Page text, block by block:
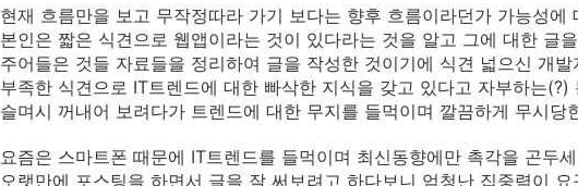
현재 흐름만을 보고 무작정따라 가기 보다는 향후 흐름이라던가 가능성에
본인은 짧은 식견으로 웹앱이라는 것이 있다라는 것을 알고 그에 대한 글
주어들은 것들 자료들을 정리하여 글을 작성한 것이기에 식견 넓으신 개
부족한 식견으로 IT트렌드에 대한 빠삭한 지식을 갖고 있다고 자부하는
슬며시 꺼내어 보려다가 트렌드에 대한 무지를 들먹이며 깔끔하게 무시당
요즘은 스마트폰 때문에 IT트렌드를 들먹이며 최신동향에만 촉각을 곤두
오랫만에 포스팅을 하면서 글을 잘 써보려고 하다보니 엄청난 집중력이